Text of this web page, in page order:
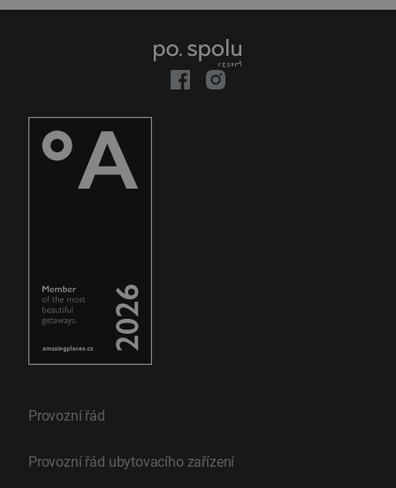
Provozní řád
Provozní řád ubytovacího zařízení